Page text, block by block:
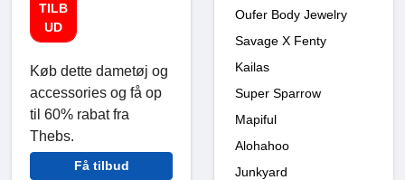
TILB
UD
Køb dette dametøj og
accessories og få op
til 60% rabat fra
Thebs.
Få tilbud
Oufer Body Jewelry
Savage X Fenty
Kailas
Super Sparrow
Mapiful
Alohahoo
Junkyard